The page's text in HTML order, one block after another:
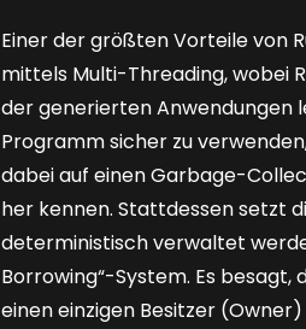
Einer der größten Vorteile von
mittels Multi-Threading, wobei
der generierten Anwendungen
Programm sicher zu
dabei auf einen Gar­bage-
her kennen. Stattdessen setzt
deterministisch verwaltet
Borrowing“-System. Es
einen einzigen Besitzer